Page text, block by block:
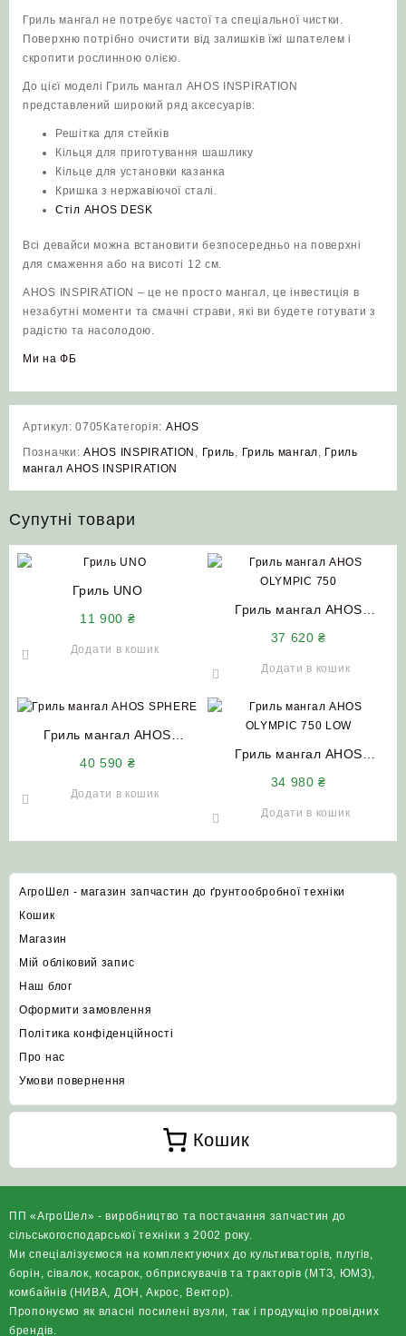
Гриль мангал не потребує частої та спеціальної чистки.
Поверхню потрібно очистити від залишків їжі шпателем і
скропити рослинною олією.
До цієї моделі Гриль мангал AHOS INSPIRATION
представлений широкий ряд аксесуарів:
Решітка для стейків
Кільця для приготування шашлику
Кільце для установки казанка
Кришка з нержавіючої сталі.
Стіл AHOS DESK
Всі девайси можна встановити безпосередньо на поверхні
для смаження або на висоті 12 см.
AHOS INSPIRATION – це не просто мангал, це інвестиція в
незабутні моменти та смачні страви, які ви будете готувати з
радістю та насолодою.
Ми на ФБ
Артикул:0705 Категорія: AHOS
Позначки: AHOS INSPIRATION , Гриль, Гриль мангал, Гриль
мангал AHOS INSPIRATION
Супутні товари
Гриль UNO
11 900 ₴
Додати в кошик
Гриль мангал AHOS
37 620₴
Додати в кошик
Гриль мангал AHOS
40 590 ₴
Додати в кошик
Гриль мангал AHOS
34 980₴
Додати в кошик
АгроШел - магазин запчастин до ґрунтообробної техніки
Кошик
Магазин
Мій обліковий запис
Наш блог
Оформити замовлення
Політика конфіденційності
Про нас
Умови повернення
Кошик
ПП «АгроШел» - виробництво та постачання запчастин до
сільськогосподарської техніки з 2002 року.
Ми спеціалізуємося на комплектуючих до культиваторів, плугів,
борін, сівалок, косарок, обприскувачів та тракторів (МТЗ, ЮМЗ),
комбайнів (НИВА, ДОН, Акрос, Вектор).
Пропонуємо як власні посилені вузли, так і продукцію провідних
брендів.